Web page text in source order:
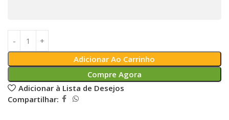
Adicionar Ao Carrinho
Compre Agora
Adicionar à Lista de Desejos
Compartilhar: